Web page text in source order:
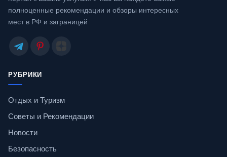
полноценные рекомендации и обзоры интересных
мест в РФ и заграницей
РУБРИКИ
Отдых и Туризм
Советы и Рекомендации
Новости
Безопасность